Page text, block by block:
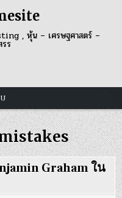
, หุ้น – เศรษฐศาสตร์ –
ร
Graham ใน